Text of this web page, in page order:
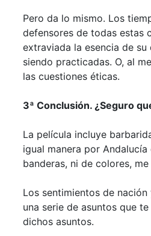
Pero da lo mismo. Los
defensores de todas estas
extraviada la esencia de
siendo practicadas. O, al
las cuestiones éticas.
3ª Conclusión. ¿Seguro
La película incluye
igual manera por
banderas, ni de colores,
Los sentimientos de
una serie de asuntos que
dichos asuntos.